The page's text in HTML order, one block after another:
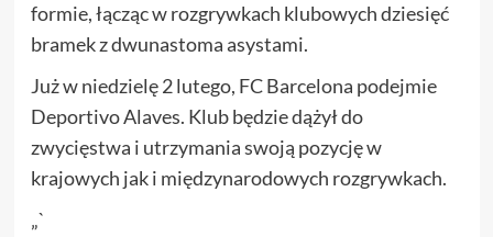
formie, łącząc w rozgrywkach klubowych dziesięć
bramek z dwunastoma asystami.
Już w niedzielę 2 lutego, FC Barcelona podejmie
Deportivo Alaves. Klub będzie dążył do
zwycięstwa i utrzymania swoją pozycję w
krajowych jak i międzynarodowych rozgrywkach.
„`